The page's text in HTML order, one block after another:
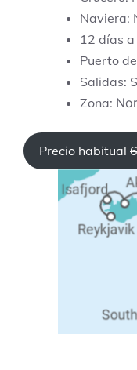
Naviera:
12 días
Puerto
Salidas:
Zona:
Precio habitual